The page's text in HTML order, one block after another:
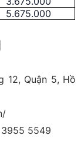
5.675.000
12, Quận 5, Hồ
5549